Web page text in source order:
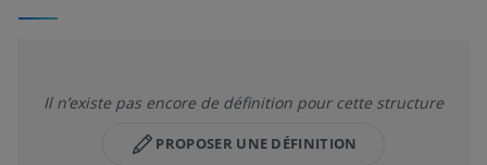
Il n’existe pas encore de définition pour cette structure
PROPOSER UNE DÉFINITION